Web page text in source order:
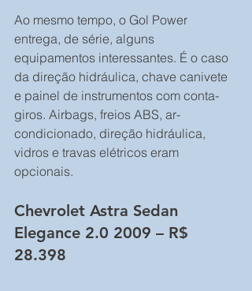
Ao mesmo tempo, o Gol Power
entrega, de série, alguns
equipamentos interessantes. É o caso
da direção hidráulica, chave canivete
e painel de instrumentos com conta-
giros. Airbags, freios ABS, ar-
condicionado, direção hidráulica,
vidros e travas elétricos eram
opcionais.
Chevrolet Astra Sedan
Elegance 2.0 2009 – R$
28.398